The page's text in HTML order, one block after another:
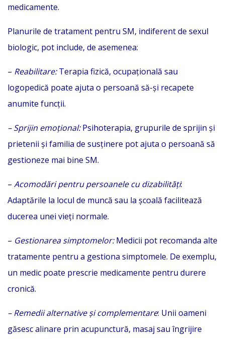
medicamente.
Planurile de tratament pentru SM, indiferent de sexul
biologic, pot include, de asemenea:
– Reabilitare:Terapia fizică, ocupațională sau
logopedică poate ajuta o persoană să-și recapete
anumite funcții.
– Sprijin emoțional:Psihoterapia, grupurile de sprijin și
prietenii și familia de susținere pot ajuta o persoană să
gestioneze mai bine SM.
– Acomodări pentru persoanele cu dizabilități:
Adaptările la locul de muncă sau la școală facilitează
ducerea unei vieți normale.
– Gestionarea simptomelor:Medicii pot recomanda alte
tratamente pentru a gestiona simptomele. De exemplu,
un medic poate prescrie medicamente pentru durere
cronică.
– Remedii alternative și complementare: Unii oameni
găsesc alinare prin acupunctură, masaj sau îngrijire